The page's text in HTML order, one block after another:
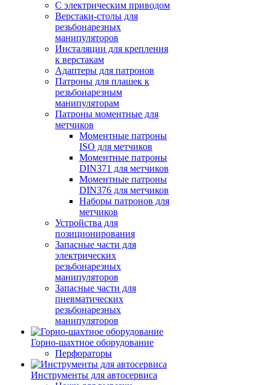
С электрическим приводом
Верстаки-столы для
резьбонарезных
манипуляторов
Инсталяции для крепления
к верстакам
Адаптеры для патронов
Патроны для плашек к
резьбонарезным
манипуляторам
Патроны моментные для
метчиков
Моментные патроны
ISO для метчиков
Моментные патроны
DIN371 для метчиков
Моментные патроны
DIN376 для метчиков
Наборы патронов для
метчиков
Устройства для
позиционирования
Запасные части для
электрических
резьбонарезных
манипуляторов
Запасные части для
пневматических
резьбонарезных
манипуляторов
Горно-шахтное оборудование
Перфораторы
Инструменты для автосервиса